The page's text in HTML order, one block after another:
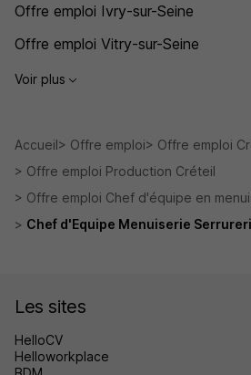
Offre emploi Ivry-sur-Seine
Offre emploi Vitry-sur-Seine
Voir plus
Accueil Offre emploi
Offre emploi
Offre emploi Production Créteil
Offre emploi Chef d'équipe en
Chef d'Equipe Menuiserie
Les sites
HelloCV
Helloworkplace